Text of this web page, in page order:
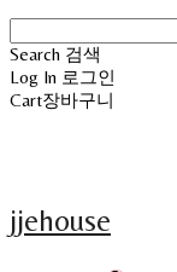
Search 검색
Log In 로그인
Cart장바구니
jjehouse